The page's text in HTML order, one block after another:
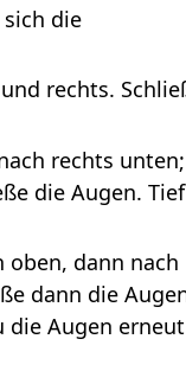
die
rechts.
rechts unten;
die Augen. Tief
oben, dann nach
dann die
die Augen erneut